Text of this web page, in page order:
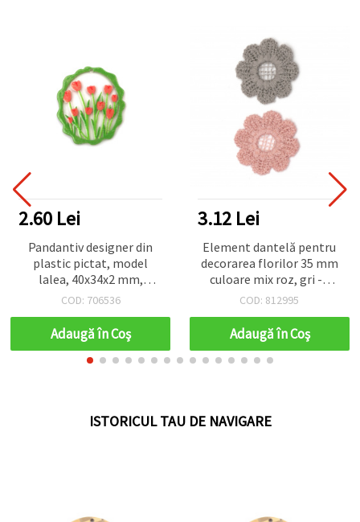
3.12 Lei
Element dantelă pentru
decorarea florilor 35 mm
culoare mix roz, gri -5
COD: 812995
Adaugă în Coş
4.16 Lei
Pandantiv
charm homar,
mm, orificiu 2
culoare argint
COD: 106716
Adaugă în Coş
ISTORICUL TAU DE NAVIGARE